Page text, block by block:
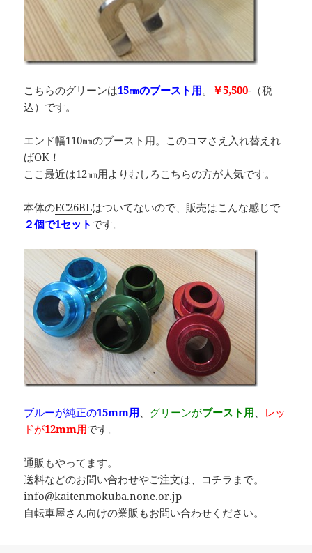
こちらのグリーンは15㎜のブースト用。 ￥5,500-（税
込）です。
エンド幅110㎜のブースト用。このコマさえ入れ替えれ
ばOK！
ここ最近は12㎜用よりむしろこちらの方が人気です。
本体のEC26BLはついてないので、販売はこんな感じで
２個で1セット です。
ブルーが純正の15mm用、 グリーンがブースト用、 レッ
ドが12mm用です。
通販もやってます。
送料などのお問い合わせやご注文は、コチラまで。
info@kaitenmokuba.none.or.jp
自転車屋さん向けの業販もお問い合わせください。